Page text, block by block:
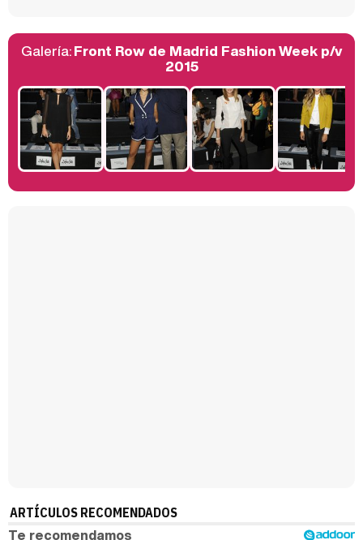
Belén Esteban: "Estoy emocionada, muy contenta y muy feliz por llegar a RTVE"
Manu Baqueiro: "Tuve como referente a Bruce Willis en 'Luz de Luna' para mi trabajo en la serie 'Perdiendo el juicio'"
Galería:Front Row de Madrid Fashion Week p/v
2015
ARTÍCULOS RECOMENDADOS